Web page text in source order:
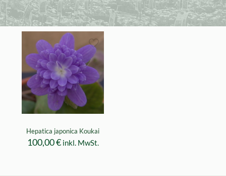
Hepatica japonica Koukai
100,00€ inkl. MwSt.